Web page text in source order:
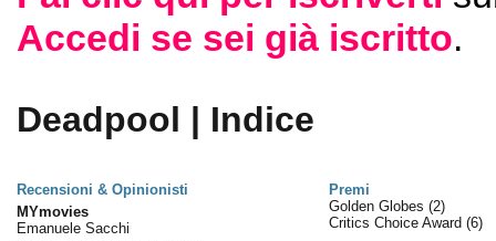
Accedi se sei già iscritto.
Deadpool | Indice
Recensioni & Opinionisti
Premi
MYmovies
Emanuele Sacchi
Golden Globes (2)
Critics Choice Award (6)